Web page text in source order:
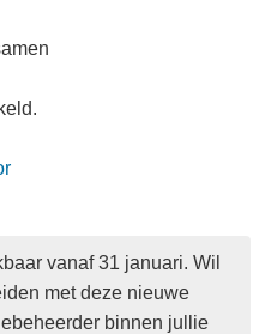
vanaf 31 januari. Wil
met deze nieuwe
binnen jullie